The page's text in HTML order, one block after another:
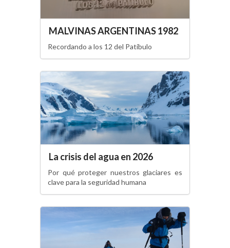
MALVINAS ARGENTINAS 1982
Recordando a los 12 del Patíbulo
La crisis del agua en 2026
Por qué proteger nuestros glaciares es
clave para la seguridad humana